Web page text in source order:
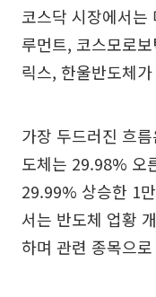
코스닥 시장에서는
루먼트, 코스모로
릭스, 한울반도체
가장 두드러진 흐
도체는 29.98% 오
29.99% 상승한 1
서는 반도체 업황
하며 관련 종목으